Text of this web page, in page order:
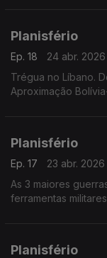
Planisfério
Ep. 18
24 abr. 2026
Trégua no Líbano.
Aproximação
Planisfério
Ep. 17
23 abr. 2026
As 3 maiores
ferramentas militares
Planisfério